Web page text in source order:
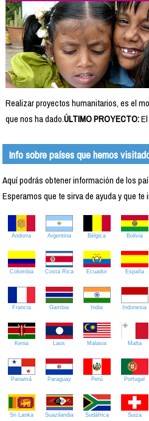
Realizar proyectos humanitarios, es el
que nos ha dado.ÚLTIMO PROYECTO:El
Info sobre países que hemos
Aquí podrás obtener información de los
Esperamos que te sirva de ayuda y que
Andorra Argentina Bélgica Bolivia
Colombia Costa Rica Ecuador España
Francia Gambia India Indonesia
Kenia Laos Malasia Malta
Panamá Paraguay Perú Portugal
Sri Lanka Suazilandia Sudáfrica Suiza